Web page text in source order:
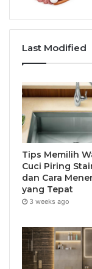
Last Modified
Tips Memilih
Cuci Piring
dan Cara
yang Tepat
3 weeks ago